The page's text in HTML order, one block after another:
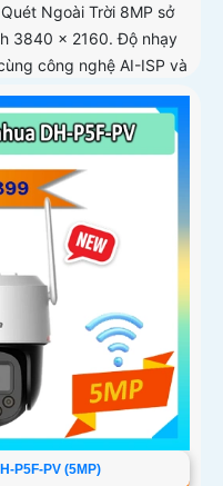
Ngoài Trời 8MP sở
3840 × 2160. Độ nhạy
công nghệ AI-ISP và
P5F-PV (5MP)